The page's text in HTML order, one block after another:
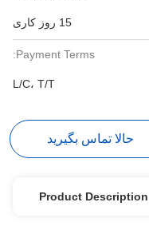
15 روز کاری
Payment Terms:
L/C، T/T
حالا تماس بگیرید
Product Description